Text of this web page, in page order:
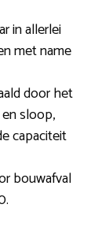
in allerlei
met name
door het
sloop,
capaciteit
bouwafval